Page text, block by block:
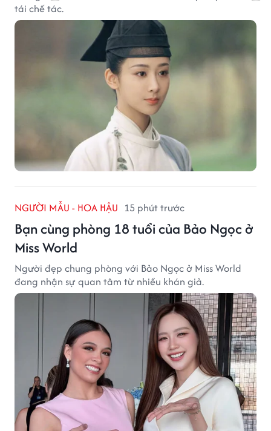
tái chế tác.
NGƯỜI MẪU - HOA HẬU 15 phút trước
Bạn cùng phòng 18 tuổi của Bảo Ngọc ở
Miss World
Người đẹp chung phòng với Bảo Ngọc ở Miss World
đang nhận sự quan tâm từ nhiều khán giả.